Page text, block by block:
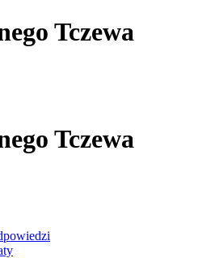
Tczewa
Tczewa